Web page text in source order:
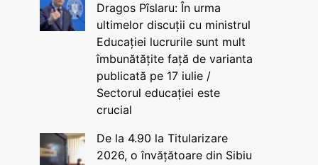
Dragos Pîslaru: În urma
ultimelor discuții cu ministrul
Educației lucrurile sunt mult
îmbunătățite față de varianta
publicată pe 17 iulie /
Sectorul educației este
crucial
De la 4.90 la Titularizare
2026, o învățătoare din Sibiu